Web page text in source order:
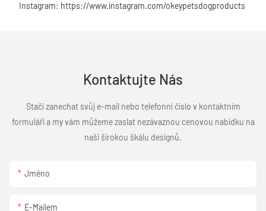
Instagram: https://www.instagram.com/okeypetsdogproducts
Kontaktujte Nás
Stačí zanechat svůj e-mail nebo telefonní číslo v kontaktním
formuláři a my vám můžeme zaslat nezávaznou cenovou nabídku na
naši širokou škálu designů.
Jméno
E-Mailem